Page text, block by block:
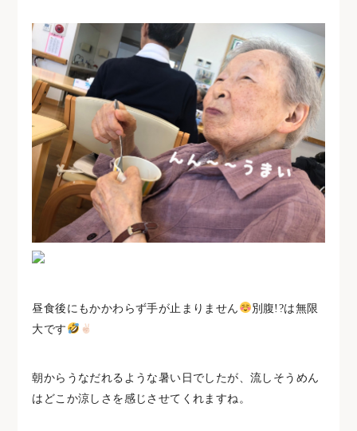
昼食後にもかかわらず手が止まりません
別腹!?は無限
大です
朝からうなだれるような暑い日でしたが、流しそうめん
はどこか涼しさを感じさせてくれますね。